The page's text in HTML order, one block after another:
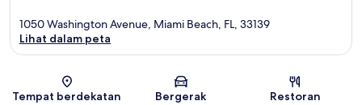
Peta
1050 Washington Avenue, Miami Beach, FL, 33139
Lihat dalam peta
Tempat berdekatan Bergerak Restoran